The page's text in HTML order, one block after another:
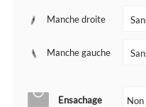
Manche droite
Manche gauche
Ensachage